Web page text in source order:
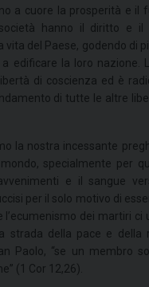
a cuore la prosperità e il
hanno il diritto e il
vita del Paese, godendo di
edificare la loro nazione.
di coscienza ed è
di tutte le altre
la nostra incessante
specialmente per
e il sangue
per il solo motivo di
l’ecumenismo dei martiri ci
strada della pace e della
Paolo, “se un membro
(1 Cor 12,26).